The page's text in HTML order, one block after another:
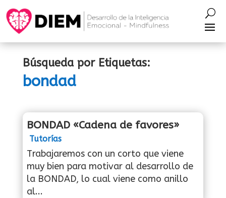
Búsqueda por Etiquetas:
bondad
BONDAD «Cadena de favores»
Tutorías
Trabajaremos con un corto que viene
muy bien para motivar al desarrollo de
la BONDAD, lo cual viene como anillo
al...